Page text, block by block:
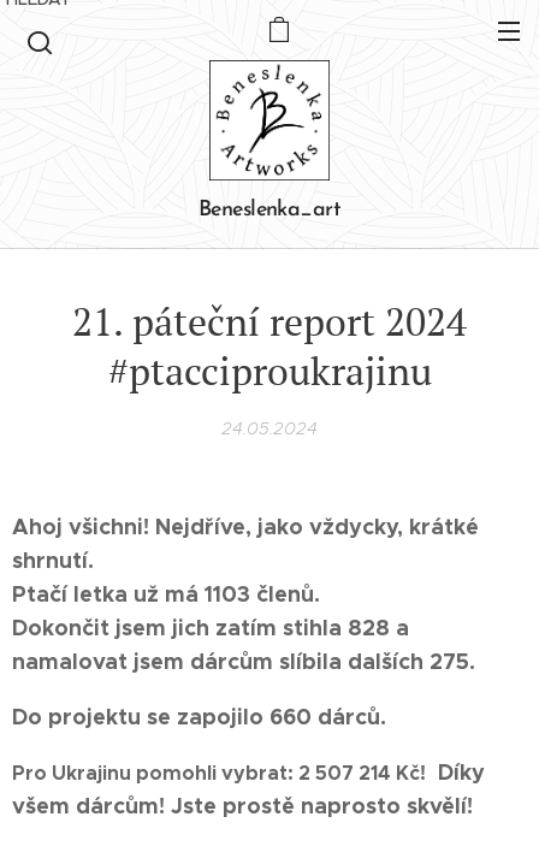
Beneslenka_art
21. páteční report 2024
#ptacciproukrajinu
24.05.2024
Ahoj všichni! Nejdříve, jako vždycky, krátké
shrnutí.
Ptačí letka už má 1103 členů.
Dokončit jsem jich zatím stihla 828 a
namalovat jsem dárcům slíbila dalších 275.
Do projektu se zapojilo 660 dárců.
Pro Ukrajinu pomohli vybrat: 2 507 214 Kč! Díky
všem dárcům! Jste prostě naprosto skvělí!